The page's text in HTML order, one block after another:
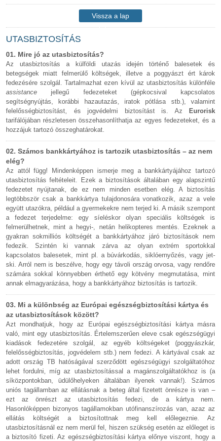
Vissza a lap
tetejére
UTASBIZTOSÍTÁS
01. Mire jó az utasbiztosítás?
Az utasbiztosítás a külföldi utazás idején történő balesetek és
betegségek miatt felmerülő költségek, illetve a poggyászt ért károk
fedezésére szolgál. Tartalmazhat ezen kívül az utasbiztosítás különféle
assistance jellegű fedezeteket (gépkocsival kapcsolatos
segítségnyújtás, korábbi hazautazás, iratok pótlása stb.), valamint
felelősségbiztosítást, és jogvédelmi biztosítást is. Az
Eurorisk
tarifálójában részletesen összehasonlíthatja az egyes fedezeteket, és a
hozzájuk tartozó összeghatárokat.
02. Számos bankkártyához is tartozik utasbiztosítás – az nem
elég?
Az attól függ! Mindenképpen ismerje meg a bankkártyájához tartozó
utasbiztosítás feltételeit. Ezek a biztosítások általában egy alapszintű
fedezetet nyújtanak, de ez nem minden esetben elég. A biztosítás
legtöbbször csak a bankkártya tulajdonosára vonatkozik, azaz a vele
együtt utazókra, például a gyermekekre nem terjed ki. A másik szempont
a fedezet terjedelme: egy síeléskor olyan speciális költségek is
felmerülhetnek, mint a hegyi-, netán helikopteres mentés. Ezeknek a
gyakran sokmilliós költségét a bankkártyához járó biztosítások nem
fedezik. Szintén ki vannak zárva az olyan extrém sportokkal
kapcsolatos balesetek, mint pl. a búvárkodás, siklóernyőzés, vagy jet-
ski. Arról nem is beszélve, hogy egy távoli ország orvosa, vagy rendőre
számára sokkal könnyebben érthető egy kötvény megmutatása, mint
annak elmagyarázása, hogy a bankkártyához biztosítás is tartozik.
03. Mi a különbség az Európai egészségbiztosítási kártya és
az utasbiztosítások között?
Azt mondhatjuk, hogy az Európai egészségbiztosítási kártya másra
való, mint egy utasbiztosítás. Értelemszerűen eleve csak egészségügyi
kiadások fedezetére szolgál, az egyéb költségeket (poggyászkár,
felelősségbiztosítás, jogvédelem stb.) nem fedezi. A kártyával csak az
adott ország TB hatóságával szerződött egészségügyi szolgáltatóhoz
lehet fordulni, míg az utasbiztosítással a magánszolgáltatókhoz is (a
síközpontokban, üdülőhelyeken általában ilyenek vannak!). Számos
uniós tagállamban az ellátásnak a beteg által fizetett önrésze is van –
ezt az önrészt az utasbiztosítás fedezi, de a kártya nem.
Hasonlóképpen bizonyos tagállamokban utófinanszírozás van, azaz az
ellátás költségét a biztosítottnak meg kell előlegeznie. Az
utasbiztosításnál ez nem merül fel, hiszen szükség esetén az előleget is
a biztosító fizeti. Az egészségbiztosítási kártya előnye viszont, hogy a